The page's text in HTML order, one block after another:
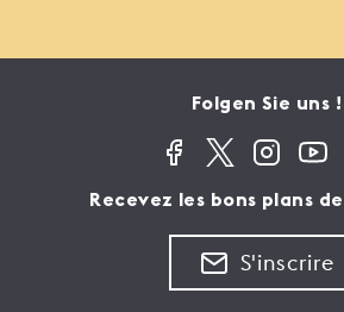
Folgen Sie uns !
Recevez les bons plans
S'inscrire